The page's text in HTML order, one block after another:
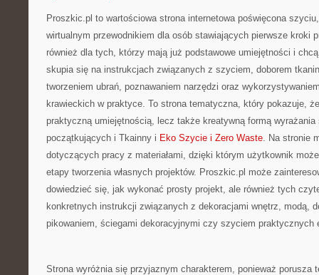
Proszkic.pl to wartościowa strona internetowa poświęcona
wirtualnym przewodnikiem dla osób stawiających pierwsze kroki
również dla tych, którzy mają już podstawowe umiejętności i
skupia się na instrukcjach związanych z szyciem, doborem
tworzeniem ubrań, poznawaniem narzędzi oraz
krawieckich w praktyce. To strona tematyczna, który pokazuje,
praktyczną umiejętnością, lecz także kreatywną formą
początkujących i Tkainny i Eko Szycie i Zero Waste. Na stronie
dotyczących pracy z materiałami, dzięki którym użytkownik
etapy tworzenia własnych projektów. Proszkic.pl może
dowiedzieć się, jak wykonać prosty projekt, ale również tych
konkretnych instrukcji związanych z dekoracjami wnętrz, modą,
pikowaniem, ściegami dekoracyjnymi czy szyciem praktycznych
Strona wyróżnia się przyjaznym charakterem, ponieważ porusza